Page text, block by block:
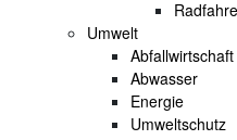
Umwelt
Abfallwirtschaft
Abwasser
Energie
Umweltschutz